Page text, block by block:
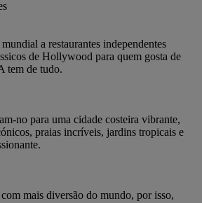
a restaurantes independentes
de Hollywood para quem gosta de
tem de tudo.
no para uma cidade costeira vibrante,
praias incríveis, jardins tropicais e
mais diversão do mundo, por isso,